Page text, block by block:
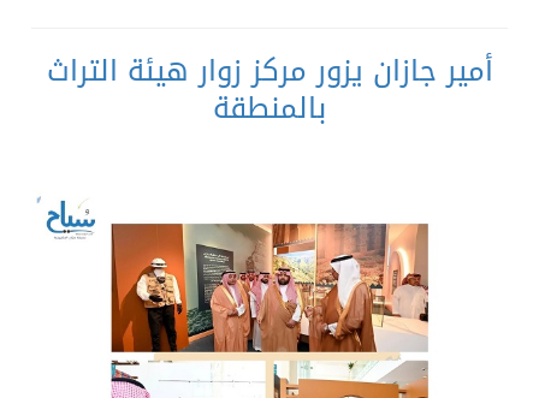
أمير جازان يزور مركز زوار هيئة التراث
بالمنطقة